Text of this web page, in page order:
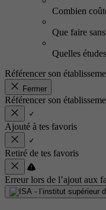
Combien
Que faire
Quelles
Référencer son
Fermer
Référencer son
Ajouté à tes favoris
Retiré de tes favoris
Erreur lors de l’ajout aux